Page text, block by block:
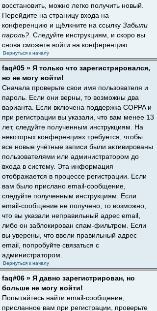
восстановить, можно легко получить новый.
Перейдите на страницу входа на
конференцию и щёлкните на ссылку Забыли
пароль? . Следуйте инструкциям, и скоро вы
снова сможете войти на конференцию.
Вернуться к началу
faq#05 » Я только что зарегистрировался,
но не могу войти!
Сначала проверьте свои имя пользователя и
пароль. Если они верны, то возможны два
варианта. Если включена поддержка COPPA и
при регистрации вы указали, что вам менее 13
лет, следуйте полученным инструкциям. На
некоторых конференциях требуется, чтобы
все новые учётные записи были активированы
пользователями или администратором до
входа в систему. Эта информация
отображается в процессе регистрации. Если
вам было прислано email-сообщение,
следуйте полученным инструкциям. Если
email-сообщение не получено, то возможно,
что вы указали неправильный адрес email,
либо он заблокирован спам-фильтром. Если
вы уверены, что ввели правильный адрес
email, попробуйте связаться с
администратором.
Вернуться к началу
faq#06 » Я давно зарегистрирован, но
больше не могу войти!
Попытайтесь найти email-сообщение,
присланное вам при регистрации, проверьте